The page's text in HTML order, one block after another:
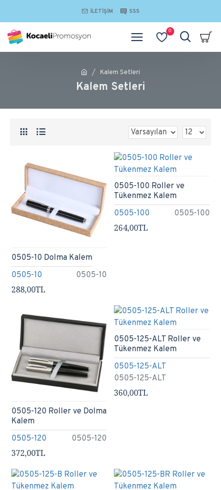
İLETIŞIM SSS
0
Kalem Setleri
Kalem Setleri
0505-10 0505-10
0505-10 Dolma Kalem
288,00TL
0505-100 0505-100
0505-100 Roller ve
Tükenmez Kalem
264,00TL
0505-120 0505-120
0505-120 Roller ve Dolma
Kalem
372,00TL
0505-125-ALT
0505-125-ALT
0505-125-ALT Roller ve
Tükenmez Kalem
360,00TL